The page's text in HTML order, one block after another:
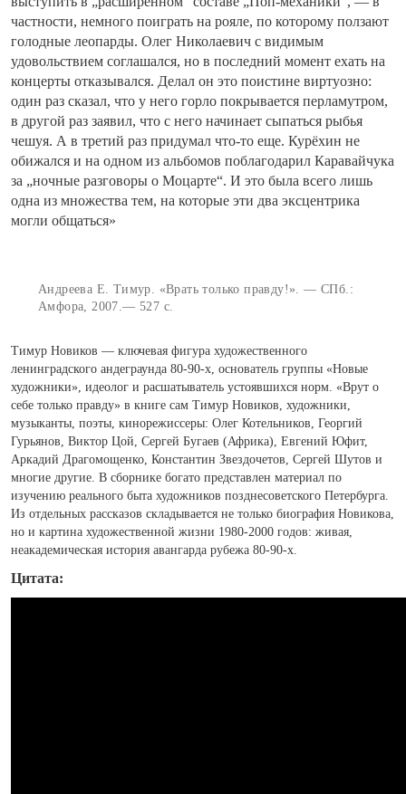
частности, немного поиграть на рояле, по которому ползают
голодные леопарды. Олег Николаевич с видимым
удовольствием соглашался, но в последний момент ехать на
концерты отказывался. Делал он это поистине виртуозно:
один раз сказал, что у него горло покрывается перламутром,
в другой раз заявил, что с него начинает сыпаться рыбья
чешуя. А в третий раз придумал что-то еще. Курёхин не
обижался и на одном из альбомов поблагодарил Каравайчука
за „ночные разговоры о Моцарте“. И это была всего лишь
одна из множества тем, на которые эти два эксцентрика
могли общаться»
Андреева Е. Тимур. «Врать только правду!». — СПб.:
Амфора, 2007.— 527 с.
Тимур Новиков — ключевая фигура художественного
ленинградского андеграунда 80-90-х, основатель группы «Новые
художники», идеолог и расшатыватель устоявшихся норм. «Врут о
себе только правду» в книге сам Тимур Новиков, художники,
музыканты, поэты, кинорежиссеры: Олег Котельников, Георгий
Гурьянов, Виктор Цой, Сергей Бугаев (Африка), Евгений Юфит,
Аркадий Драгомощенко, Константин Звездочетов, Сергей Шутов и
многие другие. В сборнике богато представлен материал по
изучению реального быта художников позднесоветского Петербурга.
Из отдельных рассказов складывается не только биография Новикова,
но и картина художественной жизни 1980-2000 годов: живая,
неакадемическая история авангарда рубежа 80-90-х.
Цитата: